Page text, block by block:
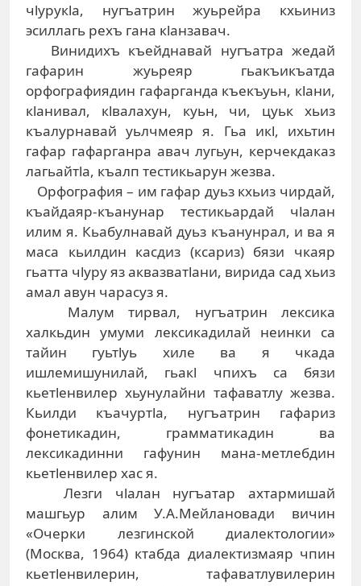
чlурукlа, нугъатрин жуьрейра кхьиниз
эсиллагь рехъ гана кlанзавач.
Винидихъ къейднавай нугъатра жедай
гафарин жуьреяр гьакъикъатда
орфографиядин гафарганда къекъуьн, кlани,
кlанивал, кlвалахун, куьн, чи, цуьк хьиз
къалурнавай уьлчмеяр я. Гьа икl, ихьтин
гафар гафарганра авач лугьун, керчекдаказ
лагьайтlа, къалп тестикьарун жезва.
Орфография – им гафар дуьз кхьиз чирдай,
къайдаяр-къанунар тестикьардай чlалан
илим я. Кьабулнавай дуьз къанунрал, и ва я
маса кьилдин касдиз (ксариз) бязи чкаяр
гьатта чlуру яз аквазватlани, вирида сад хьиз
амал авун чарасуз я.
Малум тирвал, нугъатрин лексика
халкьдин умуми лексикадилай неинки са
тайин гуьтlуь хиле ва я чкада
ишлемишунилай, гьакl чпихъ са бязи
кьетlенвилер хьунулайни тафаватлу жезва.
Кьилди къачуртlа, нугъатрин гафариз
фонетикадин, грамматикадин ва
лексикадинни гафунин мана-метлебдин
кьетlенвилер хас я.
Лезги чlалан нугъатар ахтармишай
машгьур алим У.А.Мейлановади вичин
«Очерки лезгинской диалектологии»
(Москва, 1964) ктабда диалектизмаяр чпин
кьетlенвилерин, тафаватлувилерин